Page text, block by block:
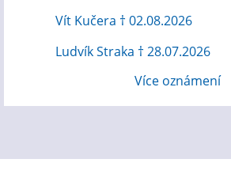
Vít Kučera † 02.08.2026
Ludvík Straka † 28.07.2026
Více oznámení